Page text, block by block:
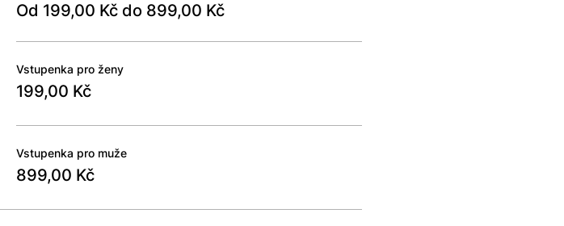
Od 199,00 Kč do 899,00 Kč
Vstupenka pro ženy
199,00 Kč
Vstupenka pro muže
899,00 Kč